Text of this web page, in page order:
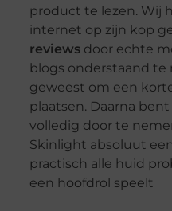
product te lezen. Wij
internet op zijn kop
reviewsdoor echte
blogs onderstaand te
geweest om een
plaatsen. Daarna
volledig door te
Skinlight absoluut
practisch alle huid
een hoofdrol speelt